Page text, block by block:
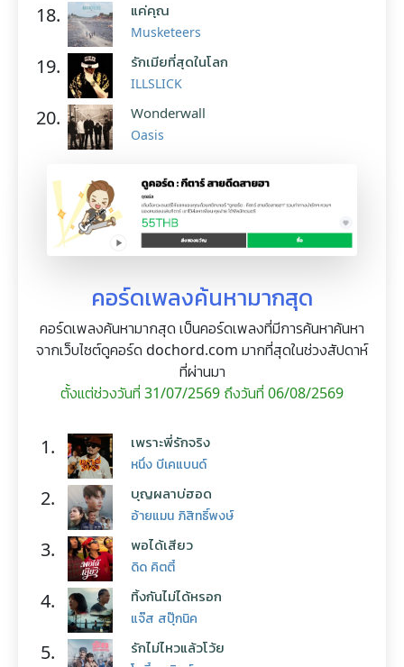
18. แค่คุณ
Musketeers
19. รักเมียที่สุดในโลก
ILLSLICK
20. Wonderwall
Oasis
คอร์ดเพลงค้นหามากสุด
คอร์ดเพลงค้นหามากสุด เป็นคอร์ดเพลงที่มีการค้นหาค้นหา
จากเว็บไซต์ดูคอร์ด dochord.com มากที่สุดในช่วงสัปดาห์
ที่ผ่านมา
ตั้งแต่ช่วงวันที่ 31/07/2569 ถึงวันที่ 06/08/2569
1. เพราะพี่รักจริง
หนึ่ง บีเคแบนด์
2. บุญผลาบ่ฮอด
อ้ายแมน ภิสิทธิ์พงษ์
3. พอได้เสียว
ดิด คิตตี้
4. ทิ้งกันไม่ได้หรอก
แจ๊ส สปุ๊กนิค
5. รักไม่ไหวแล้วโว้ย